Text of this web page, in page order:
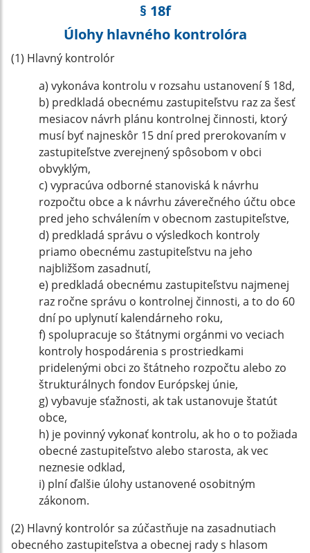
§ 18f
Úlohy hlavného kontrolóra
(1) Hlavný kontrolór
a) vykonáva kontrolu v rozsahu ustanovení § 18d,
b) predkladá obecnému zastupiteľstvu raz za šesť
mesiacov návrh plánu kontrolnej činnosti, ktorý
musí byť najneskôr 15 dní pred prerokovaním v
zastupiteľstve zverejnený spôsobom v obci
obvyklým,
c) vypracúva odborné stanoviská k návrhu
rozpočtu obce a k návrhu záverečného účtu obce
pred jeho schválením v obecnom zastupiteľstve,
d) predkladá správu o výsledkoch kontroly
priamo obecnému zastupiteľstvu na jeho
najbližšom zasadnutí,
e) predkladá obecnému zastupiteľstvu najmenej
raz ročne správu o kontrolnej činnosti, a to do 60
dní po uplynutí kalendárneho roku,
f) spolupracuje so štátnymi orgánmi vo veciach
kontroly hospodárenia s prostriedkami
pridelenými obci zo štátneho rozpočtu alebo zo
štrukturálnych fondov Európskej únie,
g) vybavuje sťažnosti, ak tak ustanovuje štatút
obce,
h) je povinný vykonať kontrolu, ak ho o to požiada
obecné zastupiteľstvo alebo starosta, ak vec
neznesie odklad,
i) plní ďalšie úlohy ustanovené osobitným
zákonom.
(2) Hlavný kontrolór sa zúčastňuje na zasadnutiach
obecného zastupiteľstva a obecnej rady s hlasom